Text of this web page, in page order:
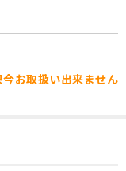
今お取扱い出来ません